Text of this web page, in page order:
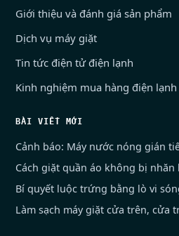
Giới thiệu và đánh giá sản phẩm
Dịch vụ máy giặt
Tin tức điện tử điện lạnh
Kinh nghiệm mua hàng điện lạnh
BÀI VIẾT MỚI
Cảnh báo: Máy nước nóng gián
Cách giặt quần áo không bị nhăn
Bí quyết luộc trứng bằng lò vi
Làm sạch máy giặt cửa trên, cửa